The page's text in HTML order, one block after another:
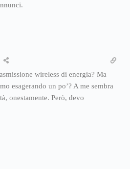
wireless di energia? Ma
esagerando un po’? A me sembra
onestamente. Però, devo